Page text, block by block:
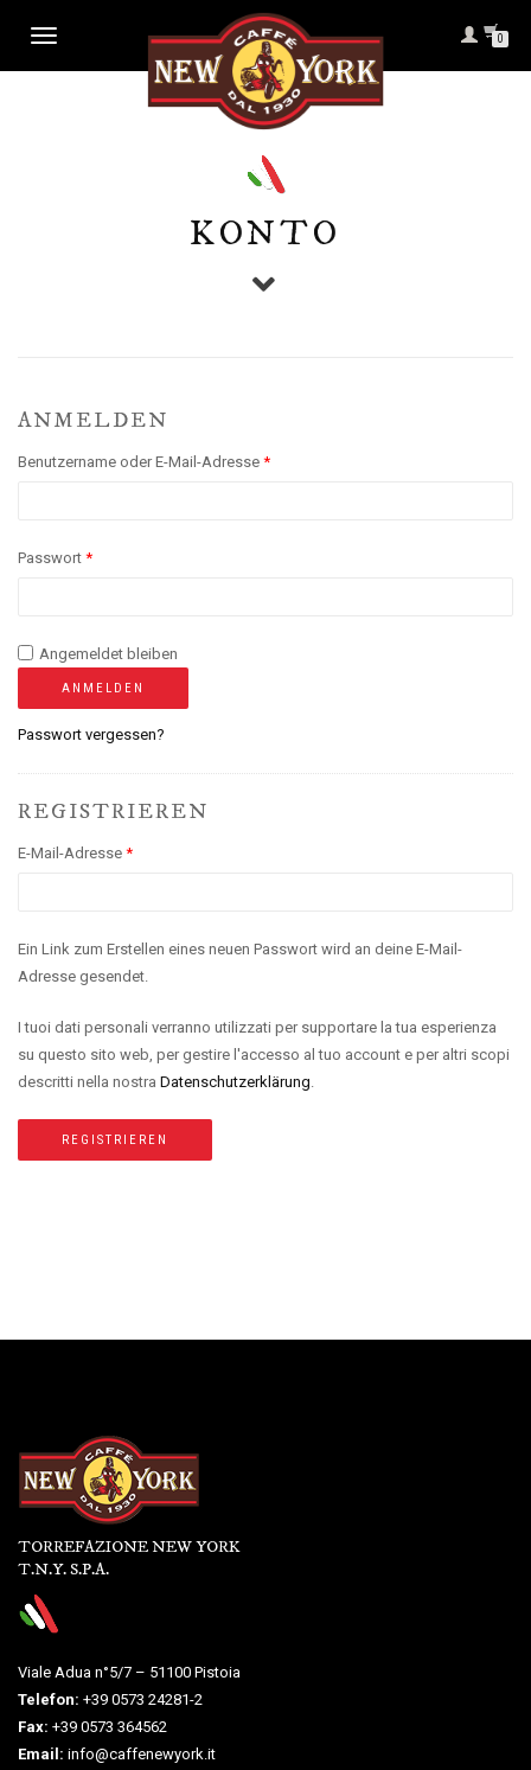
NAVIGATION
0
KONTO
ANMELDEN
Benutzername oder E-Mail-Adresse *
Passwort *
Angemeldet bleiben
ANMELDEN
Passwort vergessen?
REGISTRIEREN
E-Mail-Adresse *
Ein Link zum Erstellen eines neuen Passwort wird an deine E-Mail-
Adresse gesendet.
I tuoi dati personali verranno utilizzati per supportare la tua esperienza
su questo sito web, per gestire l'accesso al tuo account e per altri scopi
descritti nella nostra Datenschutzerklärung.
REGISTRIEREN
TORREFAZIONE NEW YORK
T.N.Y. S.P.A.
Viale Adua n°5/7 – 51100 Pistoia
Telefon: +39 0573 24281-2
Fax: +39 0573 364562
Email: info@caffenewyork.it